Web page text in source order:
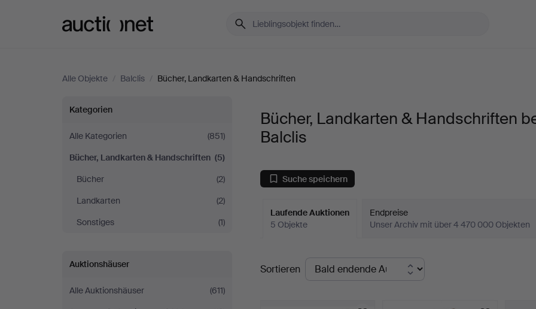
Alle Objekte / Balclis / Bücher, Landkarten & Handschriften
Bücher,
Landkarten
&
Handschriften
bei
Balclis
Kategorien
Alle Kategorien
(851)
Bücher, Landkarten & Handschriften (5)
Bücher
(2)
Landkarten
(2)
Sonstiges
(1)
Auktionshäuser
Alle Auktionshäuser
(611)
Bücher, Landkarten & Handschriften
Balclis
Suche speichern
Laufende Auktionen
5 Objekte
Endpreise
Unser Archiv mit über 4 470 000 Objekten
Laufende
Auktionen
Sortieren